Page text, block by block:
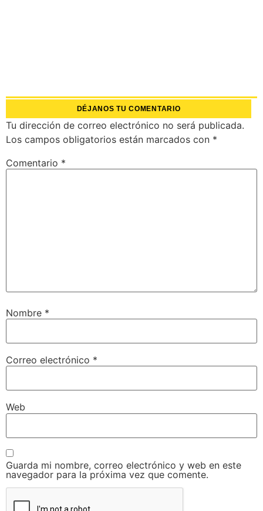
DÉJANOS TU COMENTARIO
Tu dirección de correo electrónico no será publicada.
Los campos obligatorios están marcados con *
Comentario *
Nombre *
Correo electrónico *
Web
Guarda mi nombre, correo electrónico y web en este
navegador para la próxima vez que comente.